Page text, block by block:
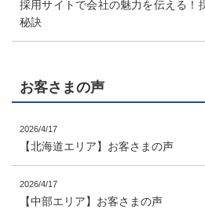
採用サイトで会社の魅力を伝える！
秘訣
お客さまの声
2026/4/17
【北海道エリア】お客さまの声
2026/4/17
【中部エリア】お客さまの声